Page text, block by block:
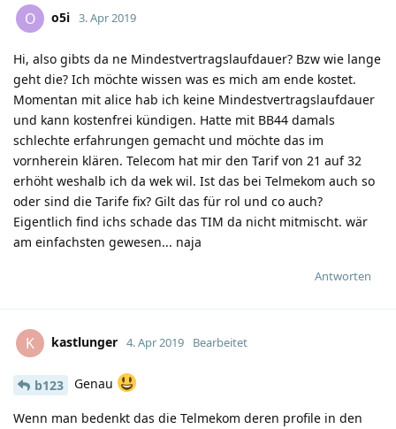
O o5i 3. Apr 2019
Hi, also gibts da ne Mindestvertragslaufdauer? Bzw wie lange
geht die? Ich möchte wissen was es mich am ende kostet.
Momentan mit alice hab ich keine Mindestvertragslaufdauer
und kann kostenfrei kündigen. Hatte mit BB44 damals
schlechte erfahrungen gemacht und möchte das im
vornherein klären. Telecom hat mir den Tarif von 21 auf 32
erhöht weshalb ich da wek wil. Ist das bei Telmekom auch so
oder sind die Tarife fix? Gilt das für rol und co auch?
Eigentlich find ichs schade das TIM da nicht mitmischt. wär
am einfachsten gewesen... naja
Antworten
K kastlunger 4. Apr 2019 Bearbeitet
b123 Genau
Wenn man bedenkt das die Telmekom deren profile in den